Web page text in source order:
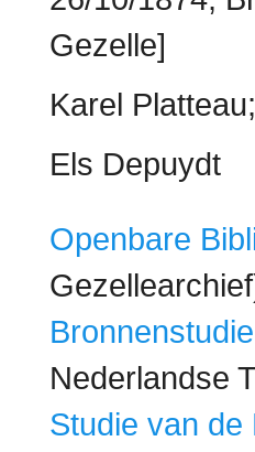
Gezelle]
Karel
Els Depuydt
Openbare
Bronnenstudie
Nederlandse
Studie van de